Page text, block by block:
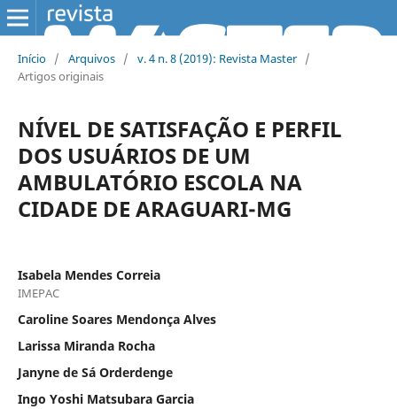
Início / Arquivos / v. 4 n. 8 (2019): Revista Master /
Artigos originais
NÍVEL DE SATISFAÇÃO E PERFIL
DOS USUÁRIOS DE UM
AMBULATÓRIO ESCOLA NA
CIDADE DE ARAGUARI-MG
Isabela Mendes Correia
IMEPAC
Caroline Soares Mendonça Alves
Larissa Miranda Rocha
Janyne de Sá Orderdenge
Ingo Yoshi Matsubara Garcia